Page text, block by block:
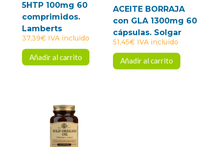
5HTP 100mg 60
comprimidos.
Lamberts
37,39€ IVA incluido
Añadir al carrito
ACEITE BORRAJA
con GLA 1300mg 60
cápsulas. Solgar
51,45€ IVA incluido
Añadir al carrito